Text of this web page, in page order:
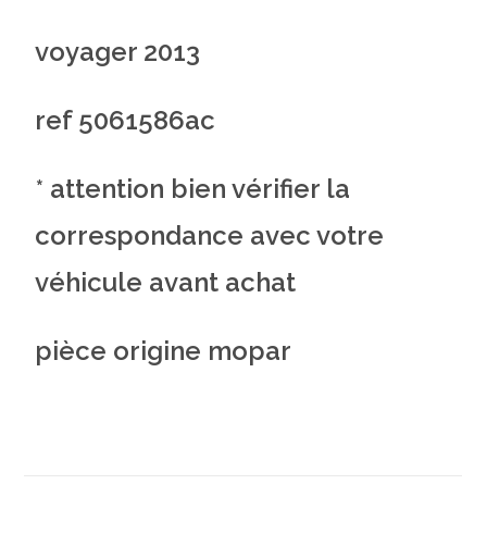
voyager 2013
ref 5061586ac
* attention bien vérifier la
correspondance avec votre
véhicule avant achat
pièce origine mopar